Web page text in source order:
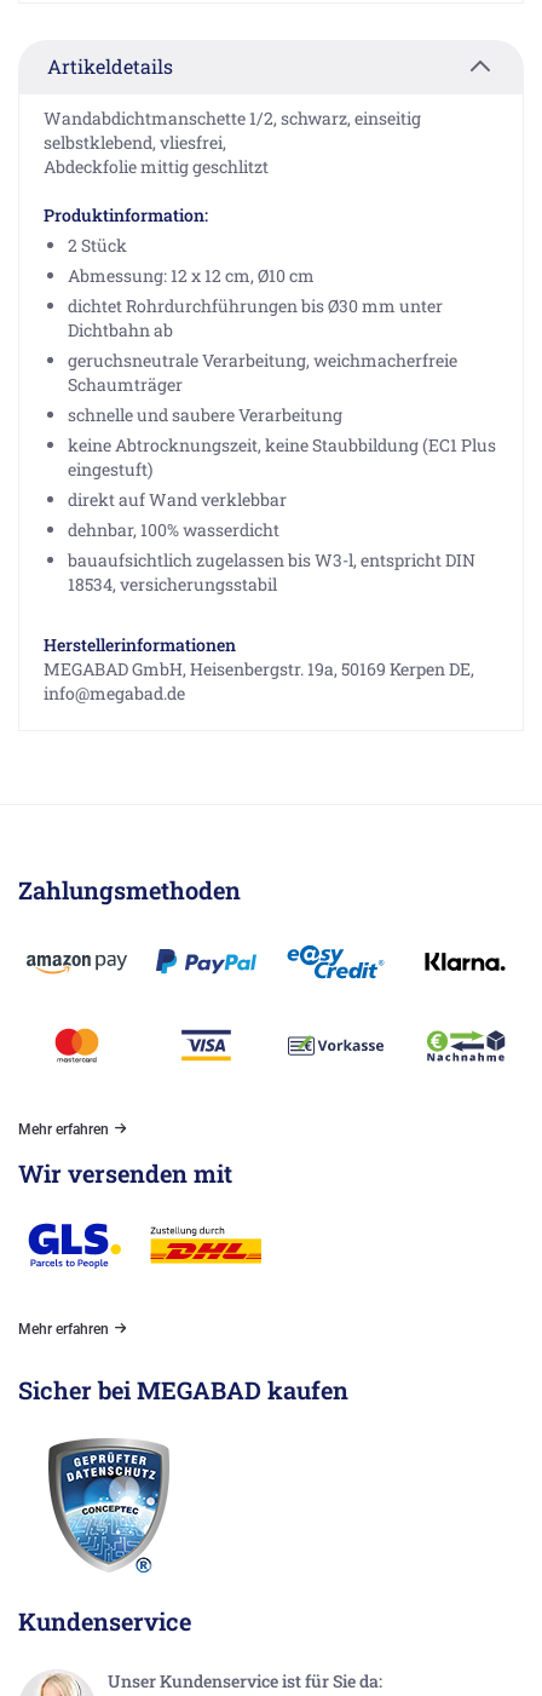
Artikeldetails
Wandabdichtmanschette 1/2, schwarz, einseitig
selbstklebend, vliesfrei,
Abdeckfolie mittig geschlitzt
Produktinformation:
2 Stück
Abmessung: 12 x 12 cm, Ø10 cm
dichtet Rohrdurchführungen bis Ø30 mm unter
Dichtbahn ab
geruchsneutrale Verarbeitung, weichmacherfreie
Schaumträger
schnelle und saubere Verarbeitung
keine Abtrocknungszeit, keine Staubbildung (EC1 Plus
eingestuft)
direkt auf Wand verklebbar
dehnbar, 100% wasserdicht
bauaufsichtlich zugelassen bis W3-l, entspricht DIN
18534, versicherungsstabil
Herstellerinformationen
MEGABAD GmbH, Heisenbergstr. 19a, 50169 Kerpen DE,
info@megabad.de
Zahlungsmethoden
Mehr erfahren
Wir versenden mit
Mehr erfahren
Sicher bei MEGABAD kaufen
Kundenservice
Unser Kundenservice ist für Sie da: